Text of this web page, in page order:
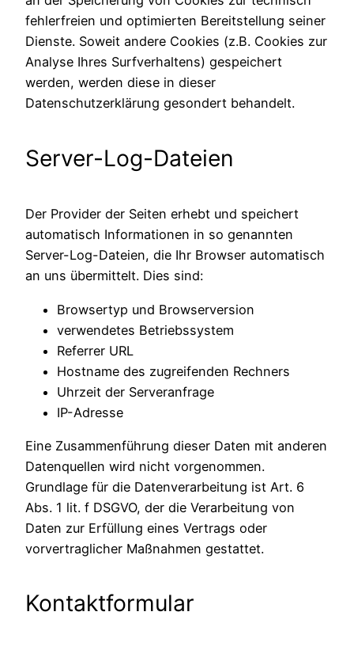
fehlerfreien und optimierten Bereitstellung seiner
Dienste. Soweit andere Cookies (z.B. Cookies zur
Analyse Ihres Surfverhaltens) gespeichert
werden, werden diese in dieser
Datenschutzerklärung gesondert behandelt.
Server-Log-Dateien
Der Provider der Seiten erhebt und speichert
automatisch Informationen in so genannten
Server-Log-Dateien, die Ihr Browser automatisch
an uns übermittelt. Dies sind:
Browsertyp und Browserversion
verwendetes Betriebssystem
Referrer URL
Hostname des zugreifenden Rechners
Uhrzeit der Serveranfrage
IP-Adresse
Eine Zusammenführung dieser Daten mit anderen
Datenquellen wird nicht vorgenommen.
Grundlage für die Datenverarbeitung ist Art. 6
Abs. 1 lit. f DSGVO, der die Verarbeitung von
Daten zur Erfüllung eines Vertrags oder
vorvertraglicher Maßnahmen gestattet.
Kontaktformular